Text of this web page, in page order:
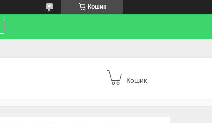
Кошик
Кошик